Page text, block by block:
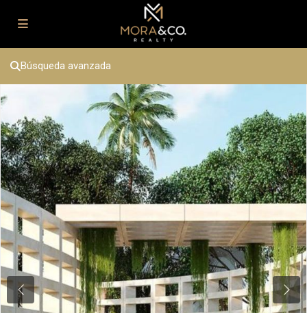
Búsqueda avanzada
Previous Next